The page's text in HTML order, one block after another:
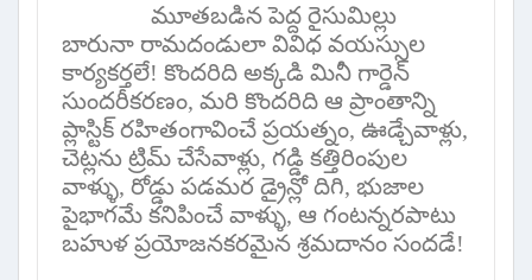
మూతబడిన పెద్ద రైసుమిల్లు
బారునా రామదండులా వివిధ వయస్సుల
కార్యకర్తలే! కొందరిది అక్కడి మినీ గార్డెన్
సుందరీకరణం, మరి కొందరిది ఆ ప్రాంతాన్ని
ప్లాస్టిక్ రహితంగావించే ప్రయత్నం, ఊడ్చేవాళ్లు,
చెట్లను ట్రిమ్ చేసేవాళ్లు, గడ్డి కత్తిరింపుల
వాళ్ళు, రోడ్డు పడమర డ్రైన్లో దిగి, భుజాల
పైభాగమే కనిపించే వాళ్ళు, ఆ గంటన్నరపాటు
బహుళ ప్రయోజనకరమైన శ్రమదానం సందడే!